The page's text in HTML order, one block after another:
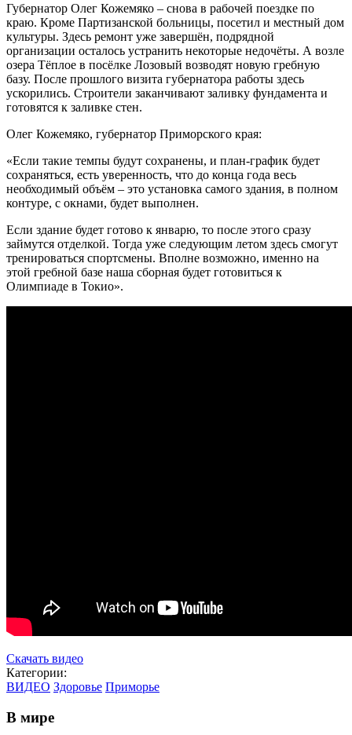
Губернатор Олег Кожемяко – снова в рабочей поездке по
краю. Кроме Партизанской больницы, посетил и местный дом
культуры. Здесь ремонт уже завершён, подрядной
организации осталось устранить некоторые недочёты. А возле
озера Тёплое в посёлке Лозовый возводят новую гребную
базу. После прошлого визита губернатора работы здесь
ускорились. Строители заканчивают заливку фундамента и
готовятся к заливке стен.
Олег Кожемяко, губернатор Приморского края:
«Если такие темпы будут сохранены, и план-график будет
сохраняться, есть уверенность, что до конца года весь
необходимый объём – это установка самого здания, в полном
контуре, с окнами, будет выполнен.
Если здание будет готово к январю, то после этого сразу
займутся отделкой. Тогда уже следующим летом здесь смогут
тренироваться спортсмены. Вполне возможно, именно на
этой гребной базе наша сборная будет готовиться к
Олимпиаде в Токио».
Скачать видео
Категории:
ВИДЕО Здоровье Приморье
В мире